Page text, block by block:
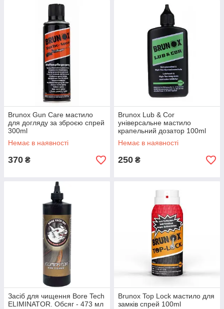
Brunox Gun Care мастило
для догляду за зброєю спрей
300ml
Немає в наявності
370 ₴
Brunox Lub & Cor
універсальне мастило
крапельний дозатор 100ml
Немає в наявності
250 ₴
Засіб для чищення Bore Tech
ELIMINATOR. Обсяг - 473 мл
Brunox Top Lock мастило для
замків спрей 100ml